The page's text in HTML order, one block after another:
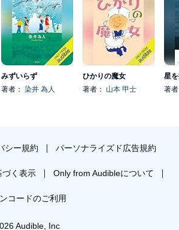
みずいらず
著者： 染井 為人
ひかりの魔女
著者： 山本 甲士
星
著
シー規約 パーソナライズド広告規約
づく表示 Only from Audibleについて
コードのご利用
Audible, Inc